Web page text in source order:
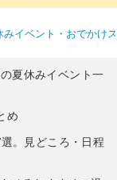
みイベント・おでかけ
夏休みイベント一
め
。見どころ・日程